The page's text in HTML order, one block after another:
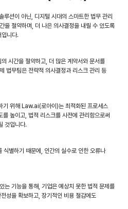
션이 아닌, 디지털 시대의 스마트한 법무 관리
을 절약하며, 더 나은 의사결정을 내릴 수 있도록
입니다.
시간을 절약하고, 더 많은 계약서와 문서를
법무팀은 전략적 의사결정과 리스크 관리 등
기 위해 Law.ai(로아이)는 최적화된 프로세스
높이고, 법적 리스크를 사전에 관리함으로써
것입니다.
별하기 때문에, 인간의 실수로 인한 오류나
는 기능을 통해, 기업은 예상치 못한 법적 문제를
성을 확보하고, 장기적인 비용 절감에도